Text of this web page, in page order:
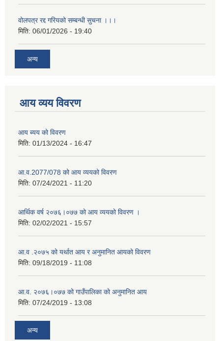
वोलपत्र रद्द गरियको सम्बन्धी सुचना ।।।
मिति: 06/01/2026 - 19:40
अन्य
आय व्यय विवरण
आय ब्यय को विवरण
मिति: 01/13/2024 - 16:47
आ.व.2077/078 को आय व्ययको विवरण
मिति: 07/24/2021 - 11:20
आर्थिक वर्ष २०७६।०७७ को आय व्ययको विवरण ।
मिति: 02/02/2021 - 15:57
आ.व .२०७५ को यर्थात आय र अनुमानित आयको विवरण
मिति: 09/18/2019 - 11:08
आ.व. २०७६।०७७ को गाउँपालिका को अनुमानित आय
मिति: 07/24/2019 - 13:08
अन्य